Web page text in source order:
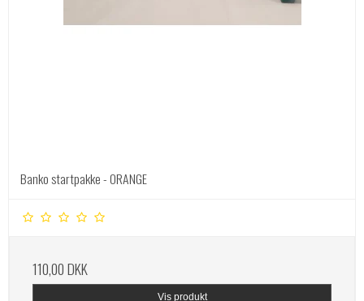
Banko startpakke - ORANGE
110,00 DKK
Vis produkt